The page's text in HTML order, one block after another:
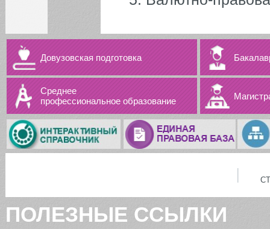
Довузовская подготовка
Среднее
профессиональное образование
ПОЛЕЗНЫЕ ССЫЛКИ